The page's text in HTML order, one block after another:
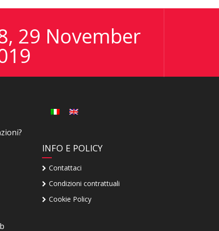
29 November
INFO E POLICY
Contattaci
Condizioni contrattuali
Cookie Policy